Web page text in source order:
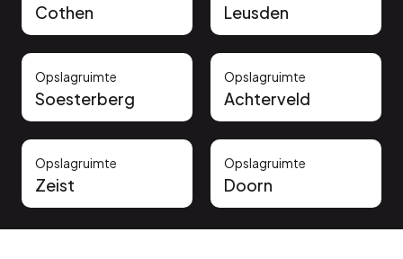
Cothen Leusden
Opslagruimte
Soesterberg
Opslagruimte
Achterveld
Opslagruimte
Zeist
Opslagruimte
Doorn